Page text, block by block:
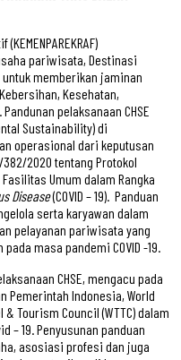
pariwisata, Destinasi
memberikan jaminan
Kesehatan,
pelaksanaan CHSE
Sustainability) di
operasional dari keputusan
382/2020 tentang Protokol
Umum dalam Rangka
Disease(COVID – 19). Panduan
serta karyawan dalam
pelayanan pariwisata yang
masa pandemi COVID -19.
CHSE, mengacu pada
Pemerintah Indonesia, World
& Tourism Council (WTTC) dalam
– 19. Penyusunan panduan
asosiasi profesi dan juga